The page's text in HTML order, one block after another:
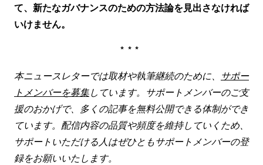
て、新たなガバナンスのための方法論を見出さなければ
いけません。
***
本ニュースレターでは取材や執筆継続のために、 サポー
トメンバーを募集しています。 サポートメンバーのご支
援のおかげで、多くの記事を無料公開できる体制ができ
ています。配信内容の品質や頻度を維持していくため、
サポートいただける人はぜひともサポートメンバーの登
録をお願いいたします。